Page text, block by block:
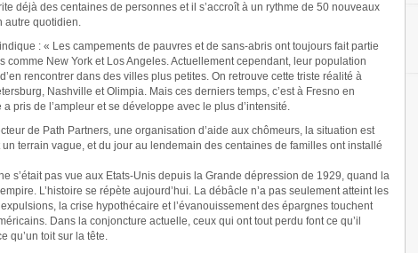
déjà des centaines de personnes et il s’accroît à un rythme de 50 nouveaux
autre quotidien.
: « Les campements de pauvres et de sans-abris ont toujours fait partie
comme New York et Los Angeles. Actuellement cependant, leur population
rencontrer dans des villes plus petites. On retrouve cette triste réalité à
Nashville et Olimpia. Mais ces derniers temps, c’est à Fresno en
pris de l’ampleur et se développe avec le plus d’intensité.
de Path Partners, une organisation d’aide aux chômeurs, la situation est
un terrain vague, et du jour au lendemain des centaines de familles ont installé
s’était pas vue aux Etats-Unis depuis la Grande dépression de 1929, quand la
L’histoire se répète aujourd’hui. La débâcle n’a pas seulement atteint les
la crise hypothécaire et l’évanouissement des épargnes touchent
Dans la conjoncture actuelle, ceux qui ont tout perdu font ce qu’il
qu’un toit sur la tête.